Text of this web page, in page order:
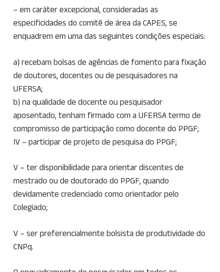
– em caráter excepcional, consideradas as
especificidades do comitê de área da CAPES, se
enquadrem em uma das seguintes condições especiais:
a) recebam bolsas de agências de fomento para fixação
de doutores, docentes ou de pesquisadores na
UFERSA;
b) na qualidade de docente ou pesquisador
aposentado, tenham firmado com a UFERSA termo de
compromisso de participação como docente do PPGF;
IV – participar de projeto de pesquisa do PPGF;
V – ter disponibilidade para orientar discentes de
mestrado ou de doutorado do PPGF, quando
devidamente credenciado como orientador pelo
Colegiado;
V – ser preferencialmente bolsista de produtividade do
CNPq.